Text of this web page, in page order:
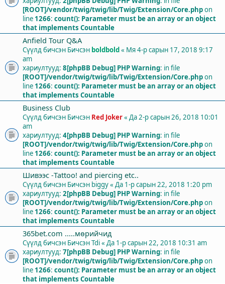
[ROOT]/vendor/twig/twig/lib/Twig/Extension/Core.phpon
line 1266: count(): Parameter must be an array or an object
that implements Countable
Anfield Tour Q&A
Сүүлд бичсэн Бичсэн boldbold« Мя 4-р сарын 17, 2018 9:17
am
хариултууд: 8[phpBB Debug] PHP Warning: in file
[ROOT]/vendor/twig/twig/lib/Twig/Extension/Core.phpon
line 1266: count(): Parameter must be an array or an object
that implements Countable
Business Club
Сүүлд бичсэн Бичсэн Red Joker« Да 2-р сарын 26, 2018 10:01
am
хариултууд: 4[phpBB Debug] PHP Warning: in file
[ROOT]/vendor/twig/twig/lib/Twig/Extension/Core.phpon
line 1266: count(): Parameter must be an array or an object
that implements Countable
Шивээс -Tattoo! and piercing etc..
Сүүлд бичсэн Бичсэн biggy« Да 1-р сарын 22, 2018 1:20 pm
хариултууд: 2[phpBB Debug] PHP Warning: in file
[ROOT]/vendor/twig/twig/lib/Twig/Extension/Core.phpon
line 1266: count(): Parameter must be an array or an object
that implements Countable
365bet.com .....мөрийчид
Сүүлд бичсэн БичсэнTdi« Да 1-р сарын 22, 2018 10:31 am
хариултууд: 7[phpBB Debug] PHP Warning: in file
[ROOT]/vendor/twig/twig/lib/Twig/Extension/Core.phpon
line 1266: count(): Parameter must be an array or an object
that implements Countable